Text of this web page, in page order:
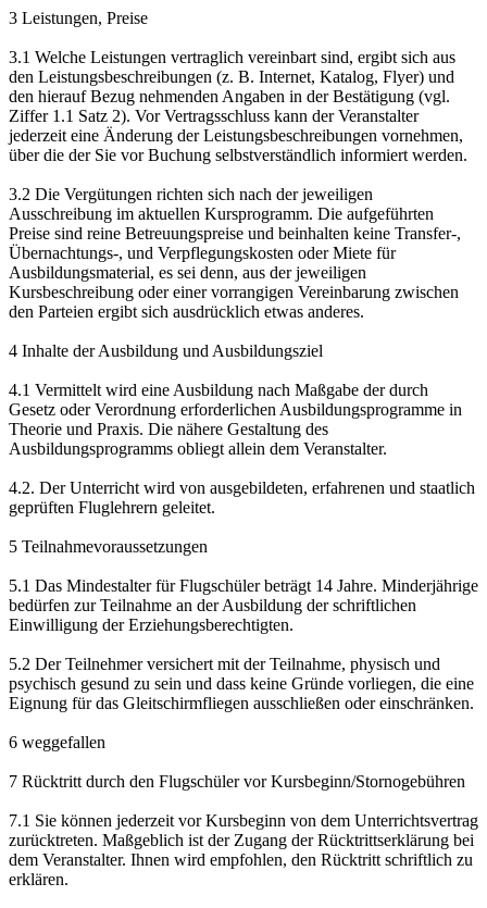
3 Leistungen, Preise
3.1 Welche Leistungen vertraglich vereinbart sind, ergibt sich aus
den Leistungsbeschreibungen (z. B. Internet, Katalog, Flyer) und
den hierauf Bezug nehmenden Angaben in der Bestätigung (vgl.
Ziffer 1.1 Satz 2). Vor Vertragsschluss kann der Veranstalter
jederzeit eine Änderung der Leistungsbeschreibungen vornehmen,
über die der Sie vor Buchung selbstverständlich informiert werden.
3.2 Die Vergütungen richten sich nach der jeweiligen
Ausschreibung im aktuellen Kursprogramm. Die aufgeführten
Preise sind reine Betreuungspreise und beinhalten keine Transfer-,
Übernachtungs-, und Verpflegungskosten oder Miete für
Ausbildungsmaterial, es sei denn, aus der jeweiligen
Kursbeschreibung oder einer vorrangigen Vereinbarung zwischen
den Parteien ergibt sich ausdrücklich etwas anderes.
4 Inhalte der Ausbildung und Ausbildungsziel
4.1 Vermittelt wird eine Ausbildung nach Maßgabe der durch
Gesetz oder Verordnung erforderlichen Ausbildungsprogramme in
Theorie und Praxis. Die nähere Gestaltung des
Ausbildungsprogramms obliegt allein dem Veranstalter.
4.2. Der Unterricht wird von ausgebildeten, erfahrenen und staatlich
geprüften Fluglehrern geleitet.
5 Teilnahmevoraussetzungen
5.1 Das Mindestalter für Flugschüler beträgt 14 Jahre. Minderjährige
bedürfen zur Teilnahme an der Ausbildung der schriftlichen
Einwilligung der Erziehungsberechtigten.
5.2 Der Teilnehmer versichert mit der Teilnahme, physisch und
psychisch gesund zu sein und dass keine Gründe vorliegen, die eine
Eignung für das Gleitschirmfliegen ausschließen oder einschränken.
6 weggefallen
7 Rücktritt durch den Flugschüler vor Kursbeginn/Stornogebühren
7.1 Sie können jederzeit vor Kursbeginn von dem Unterrichtsvertrag
zurücktreten. Maßgeblich ist der Zugang der Rücktrittserklärung bei
dem Veranstalter. Ihnen wird empfohlen, den Rücktritt schriftlich zu
erklären.